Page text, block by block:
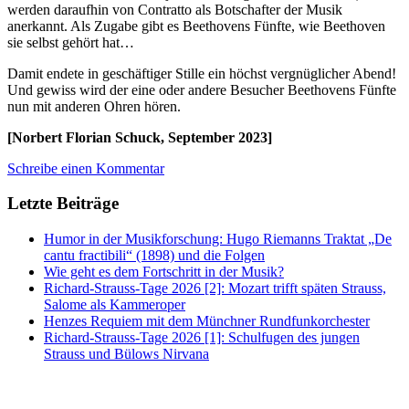
werden daraufhin von Contratto als Botschafter der Musik
anerkannt. Als Zugabe gibt es Beethovens Fünfte, wie Beethoven
sie selbst gehört hat…
Damit endete in geschäftiger Stille ein höchst vergnüglicher Abend!
Und gewiss wird der eine oder andere Besucher Beethovens Fünfte
nun mit anderen Ohren hören.
[Norbert Florian Schuck, September 2023]
Schreibe einen Kommentar
Letzte Beiträge
Humor in der Musikforschung: Hugo Riemanns Traktat „De
cantu fractibili“ (1898) und die Folgen
Wie geht es dem Fortschritt in der Musik?
Richard-Strauss-Tage 2026 [2]: Mozart trifft späten Strauss,
Salome als Kammeroper
Henzes Requiem mit dem Münchner Rundfunkorchester
Richard-Strauss-Tage 2026 [1]: Schulfugen des jungen
Strauss und Bülows Nirvana